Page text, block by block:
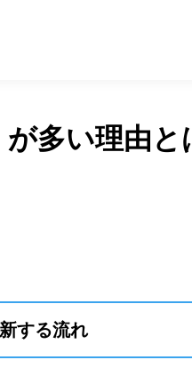
多い理由と
する流れ